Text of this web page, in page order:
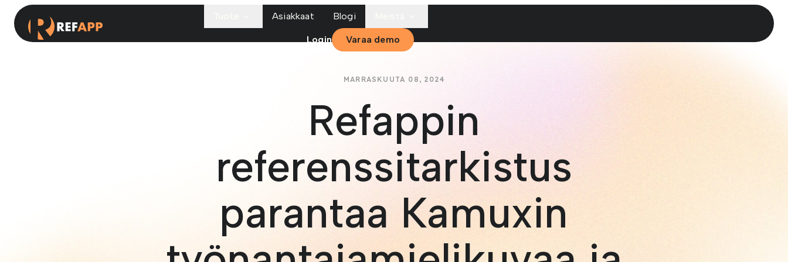
Asiakkaat Blogi
Login Varaa demo
MARRASKUUTA 08, 2024
Refappin
referenssitarkistus
parantaa Kamuxin